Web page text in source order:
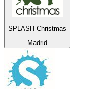
SPLASH Christmas
Madrid